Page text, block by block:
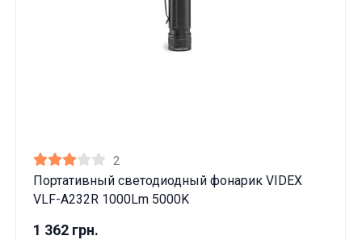
2
Портативный светодиодный фонарик VIDEX
VLF-A232R 1000Lm 5000K
1 362 грн.